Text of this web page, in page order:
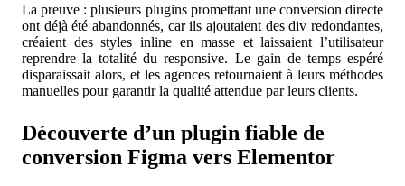
La preuve : plusieurs plugins promettant une conversion directe
ont déjà été abandonnés, car ils ajoutaient des div redondantes,
créaient des styles inline en masse et laissaient l’utilisateur
reprendre la totalité du responsive. Le gain de temps espéré
disparaissait alors, et les agences retournaient à leurs méthodes
manuelles pour garantir la qualité attendue par leurs clients.
Découverte d’un plugin fiable de
conversion Figma vers Elementor